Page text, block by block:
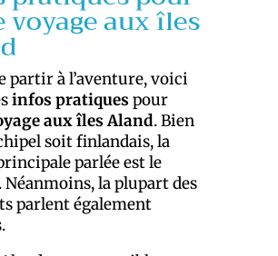
voyage aux îles
partir à l’aventure, voici
infos pratiquespour
aux îles Aland. Bien
soit finlandais, la
parlée est le
Néanmoins, la plupart des
parlent également